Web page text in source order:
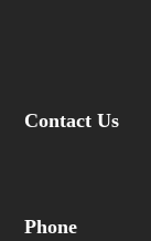
Contact Us
Phone